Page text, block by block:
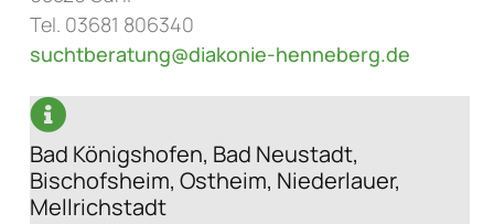
Tel. 03681 806340
suchtberatung@diakonie-henneberg.de
Bad Königshofen, Bad Neustadt,
Bischofsheim, Ostheim, Niederlauer,
Mellrichstadt